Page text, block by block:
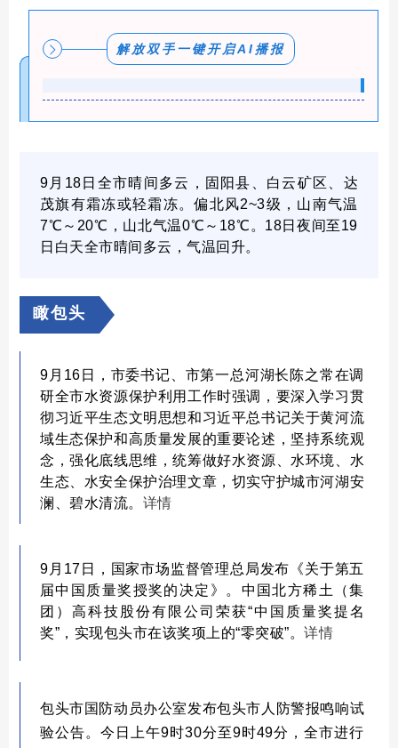
解放双手 一键开启AI播报
9月18日全市晴间多云，固阳县、白云矿区、达
茂旗有霜冻或轻霜冻。偏北风2~3级，山南气温
7℃～20℃，山北气温0℃～18℃。18日夜间至19
日白天全市晴间多云，气温回升。
瞰包头
9月16日，市委书记、市第一总河湖长陈之常在调
研全市水资源保护利用工作时强调，要深入学习贯
彻习近平生态文明思想和习近平总书记关于黄河流
域生态保护和高质量发展的重要论述，坚持系统观
念，强化底线思维，统筹做好水资源、水环境、水
生态、水安全保护治理文章，切实守护城市河湖安
澜、碧水清流。 详情
9月17日，国家市场监督管理总局发布《关于第五
届中国质量奖授奖的决定》。中国北方稀土（集
团）高科技股份有限公司荣获“中国质量奖提名
奖”，实现包头市在该奖项上的“零突破”。 详情
包头市国防动员办公室发布包头市人防警报鸣响试
验公告。今日上午9时30分至9时49分，全市进行